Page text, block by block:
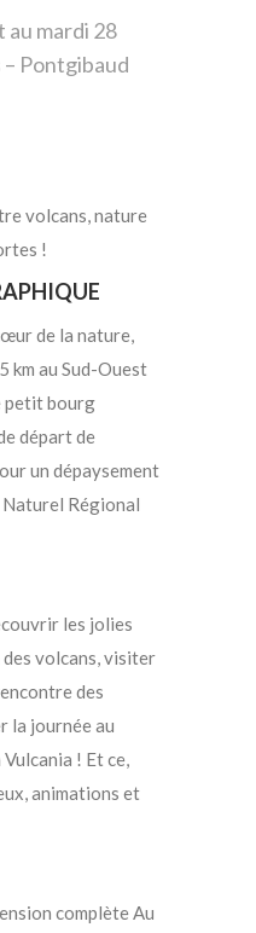
au mardi 28
Pontgibaud
volcans, nature
!
de la nature,
km au Sud-Ouest
petit bourg
départ de
un dépaysement
Régional
les jolies
volcans, visiter
des
la journée au
! Et ce,
animations et
complète Au